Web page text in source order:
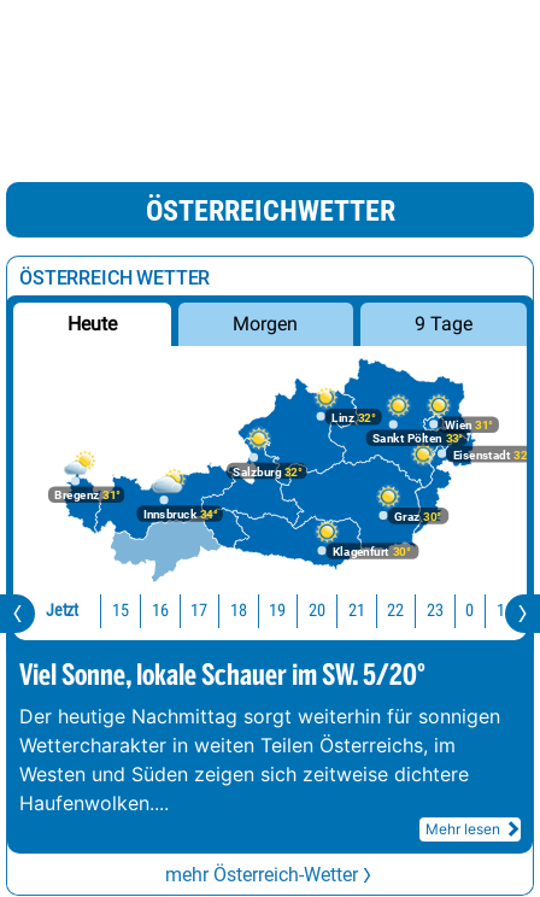
ÖSTERREICHWETTER
ÖSTERREICH WETTER
Heute Morgen 9 Tage
Bregenz31°
Graz30°
Innsbruck34°
Klagenfurt 30°
Linz32°
Salzburg32°
Wien 31°
Eisenstadt 32°
Sankt Pölten 33°
Jetzt 15 16 17 18 19 20 21 22 23 0 1
Viel Sonne, lokale Schauer im SW. 5/20°
Der heutige Nachmittag sorgt weiterhin für sonnigen
Wettercharakter in weiten Teilen Österreichs, im
Westen und Süden zeigen sich zeitweise dichtere
Haufenwolken....
Mehr lesen
mehr Österreich-Wetter